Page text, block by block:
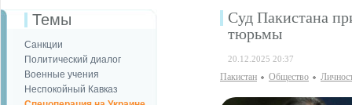
Темы
Санкции
Политический диалог
Военные учения
Неспокойный Кавказ
Суд Пакистана
тюрьмы
20.12.2025 20:37
Пакистан Общество